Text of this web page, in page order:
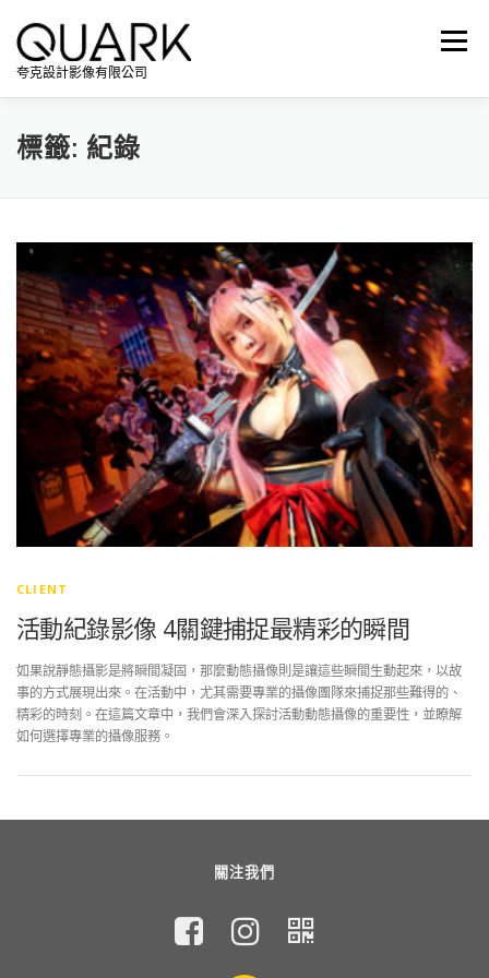
內
夸克設計影像有限公司
選單
標籤: 紀錄
CLIENT
活動紀錄影像 4關鍵捕捉最精彩的瞬間
如果說靜態攝影是將瞬間凝固，那麼動態攝像則是讓這些瞬間生動起來，以故
事的方式展現出來。在活動中，尤其需要專業的攝像團隊來捕捉那些難得的、
精彩的時刻。在這篇文章中，我們會深入探討活動動態攝像的重要性，並瞭解
如何選擇專業的攝像服務。
關注我們